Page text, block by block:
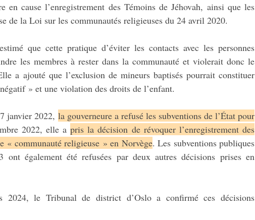
en cause l’enregistrement des Témoins de Jéhovah, ainsi que les
de la Loi sur les communautés religieuses du 24 avril 2020.
que cette pratique d’éviter les contacts avec les personnes
les membres à rester dans la communauté et violerait donc le
a ajouté que l’exclusion de mineurs baptisés pourrait constituer
» et une violation des droits de l’enfant.
janvier 2022, la gouverneure a refusé les subventions de l’État pour
2022, elle apris la décision de révoquer l’enregistrement des
« communauté religieuse » en Norvège. Les subventions publiques
ont également été refusées par deux autres décisions prises en
2024, le Tribunal de district d’Oslo a confirmé ces décisions